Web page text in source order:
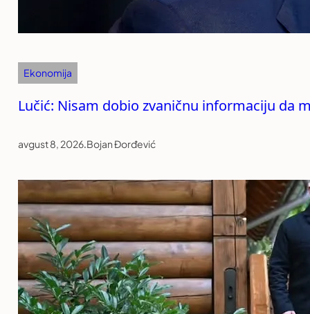
Ekonomija
Lučić: Nisam dobio zvaničnu informaciju da
avgust 8, 2026.Bojan Đorđević